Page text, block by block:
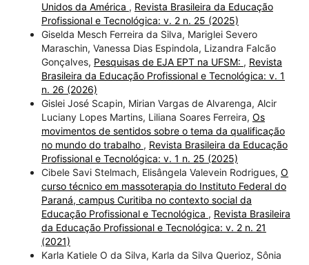
Unidos da América , Revista Brasileira da Educação
Profissional e Tecnológica: v. 2 n. 25 (2025)
Giselda Mesch Ferreira da Silva, Mariglei Severo
Maraschin, Vanessa Dias Espindola, Lizandra Falcão
Gonçalves, Pesquisas de EJA EPT na UFSM: , Revista
Brasileira da Educação Profissional e Tecnológica: v. 1
n. 26 (2026)
Gislei José Scapin, Mirian Vargas de Alvarenga, Alcir
Luciany Lopes Martins, Liliana Soares Ferreira, Os
movimentos de sentidos sobre o tema da qualificação
no mundo do trabalho , Revista Brasileira da Educação
Profissional e Tecnológica: v. 1 n. 25 (2025)
Cibele Savi Stelmach, Elisângela Valevein Rodrigues, O
curso técnico em massoterapia do Instituto Federal do
Paraná, campus Curitiba no contexto social da
Educação Profissional e Tecnológica , Revista Brasileira
da Educação Profissional e Tecnológica: v. 2 n. 21
(2021)
Karla Katiele O da Silva, Karla da Silva Querioz, Sônia